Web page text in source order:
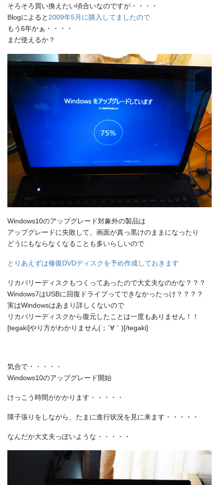
そろそろ買い換えたい頃合いなのですが・・・・
Blogによると 2009年5月に購入してましたので
もう6年かぁ・・・・
まだ使えるか？
Windows10のアップグレード対象外の製品は
アップグレードに失敗して、画面が真っ黒けのままになったり
どうにもならなくなることも多いらしいので
とりあえずは修復DVDディスクを予め作成しておきます
リカバリーディスクもつくってあったので大丈夫なのかな？？？
Windows7はUSBに回復ドライブってできなかったっけ？？？？
実はWindowsはあまり詳しくないので
リカバリーディスクから復元したことは一度もありません！！
[tegaki]やり方がわかりません(；´∀｀)[/tegaki]
気合で・・・・・
Windows10のアップグレード開始
けっこう時間がかかります・・・・・
障子張りをしながら、たまに進行状況を見に来ます・・・・・
なんだか大丈夫っぽいような・・・・・